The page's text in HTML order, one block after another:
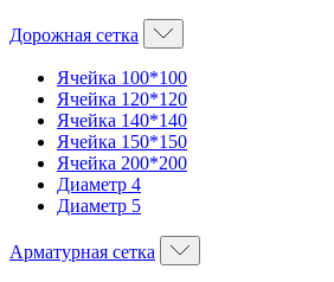
Дорожная сетка
Ячейка 100*100
Ячейка 120*120
Ячейка 140*140
Ячейка 150*150
Ячейка 200*200
Диаметр 4
Диаметр 5
Арматурная сетка